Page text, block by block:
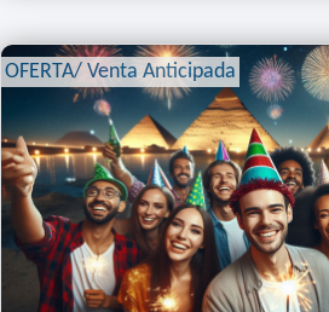
OFERTA/ Venta Anticipada